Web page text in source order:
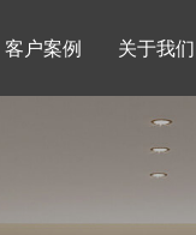
客户案例 关于我们